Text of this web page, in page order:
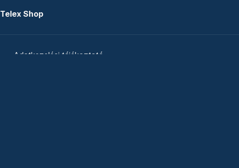
Telex Shop
Adatkezelési tájékoztató